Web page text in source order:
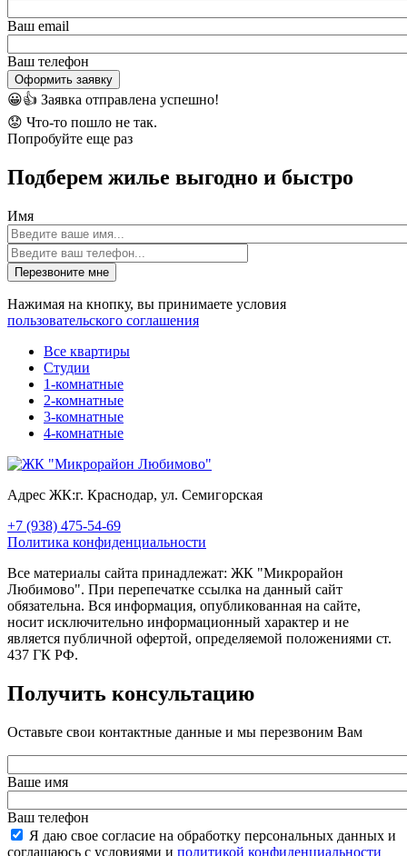
Ваш email
Ваш телефон
Оформить заявку
😀👍 Заявка отправлена успешно!
😟 Что-то пошло не так.
Попробуйте еще раз
Подберем жилье выгодно и быстро
Имя
Перезвоните мне
Нажимая на кнопку, вы принимаете условия
пользовательского соглашения
Все квартиры
Студии
1-комнатные
2-комнатные
3-комнатные
4-комнатные
Адрес ЖК:г. Краснодар, ул. Семигорская
+7 (938) 475-54-69
Политика конфиденциальности
Все материалы сайта принадлежат: ЖК "Микрорайон
Любимово". При перепечатке ссылка на данный сайт
обязательна. Вся информация, опубликованная на сайте,
носит исключительно информационный характер и не
является публичной офертой, определяемой положениями ст.
437 ГК РФ.
Получить консультацию
Оставьте свои контактные данные и мы перезвоним Вам
Ваше имя
Ваш телефон
Я даю свое согласие на обработку персональных данных и
соглашаюсь с условиями и политикой конфиденциальности